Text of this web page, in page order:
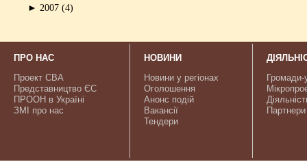
► 2007 (4)
ПРО НАС
Проект CBA
Представництво ЄС
ПРООН в Україні
ЗМІ про нас
НОВИНИ
Новини у регіонах
Оголошення
Анонс подій
Вакансії
Тендери
Громади-
Партнери